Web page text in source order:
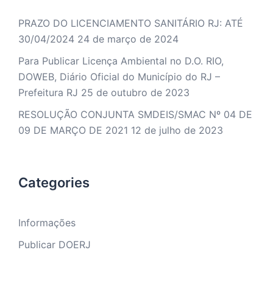
PRAZO DO LICENCIAMENTO SANITÁRIO RJ: ATÉ
30/04/2024 24 de março de 2024
Para Publicar Licença Ambiental no D.O. RIO,
DOWEB, Diário Oficial do Município do RJ –
Prefeitura RJ 25 de outubro de 2023
RESOLUÇÃO CONJUNTA SMDEIS/SMAC Nº 04 DE
09 DE MARÇO DE 2021 12 de julho de 2023
Categories
Informações
Publicar DOERJ